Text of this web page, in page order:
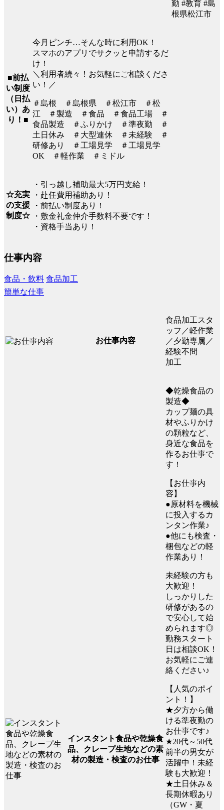
勤 #教育 #島
根県松江市
■前払
い制度
（日払
い）あ
り！■
今月ピンチ…そんな時に利用OK！
スマホのアプリでサクッと申請するだ
け！
＼利用者続々！お気軽にご相談くださ
い！／
＃島根 ＃島根県 ＃松江市 ＃松
江 ＃製造 ＃食品 ＃食品工場 ＃
食品製造 ＃ふりかけ ＃準夜勤 ＃
土日休み ＃大型連休 ＃未経験 ＃
研修あり ＃工場見学 ＃工場見学
OK ＃軽作業 ＃ミドル
☆充実
の支援
制度☆
・引っ越し補助最大5万円支給！
・赴任費用補助あり！
・前払い制度あり！
・敷金礼金仲介手数料不要です！
・資格手当あり！
仕事内容
食品・飲料 食品加工
簡単な仕事
お仕事内容
食品加工スタ
ッフ／軽作業
／夕勤専属／
経験不問
加工
インスタント食品や乾燥食
品、クレープ生地などの素
材の製造・検査のお仕事
◆乾燥食品の
製造◆
カップ麺の具
材やふりかけ
の顆粒など、
身近な食品を
作るお仕事で
す！
【お仕事内
容】
●原材料を機械
に投入するカ
ンタン作業♪
●他にも検査・
梱包などの軽
作業あり！
未経験の方も
大歓迎！
しっかりした
研修があるの
で安心して始
められます◎
勤務スタート
日は相談OK！
お気軽にご連
絡ください♪
【人気のポイ
ント！】
★夕方から働
ける準夜勤の
お仕事です♪
★20代～50代
前半の男女が
活躍中！未経
験も大歓迎！
★土日休み＆
長期休暇あり
（GW・夏